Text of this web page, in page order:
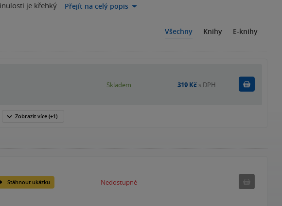
je křehký… Přejít na celý popis
Všechny Knihy E-knihy
Skladem 319 Kč s DPH
Zobrazit více (+1)
Stáhnout ukázku Nedostupné Nedostupné